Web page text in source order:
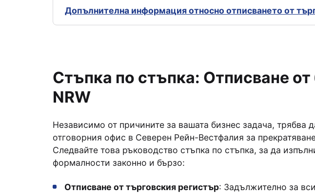
Допълнителна информация относно отписването от
Стъпка по стъпка: Отписване от
NRW
Независимо от причините за вашата бизнес задача, трябва
отговорния офис в Северен Рейн-Вестфалия за
Следвайте това ръководство стъпка по стъпка, за да
формалности законно и бързо:
Отписване от търговския регистър: Задължително за